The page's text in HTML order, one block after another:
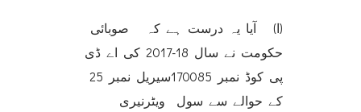
(ا) آیا یہ درست ہے کہ صوبائی
حکومت نے سال 18-2017 کی اے ڈی
پی کوڈ نمبر 170085سیریل نمبر 25
کے حوالے سے سول ویٹرنیری